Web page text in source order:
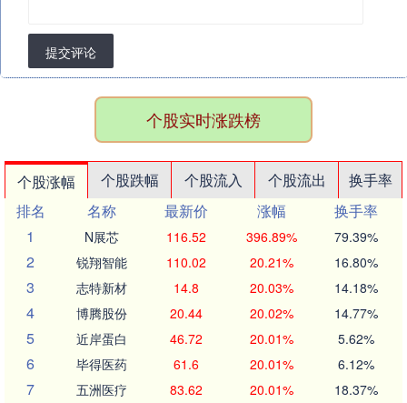
提交评论
个股实时涨跌榜
个股涨幅 个股跌幅 个股流入 个股流出
换手率
排名
名称 最新价 涨幅
换手率
1
N展芯 116.52 396.89% 79.39%
2 锐翔智能 110.02 20.21% 16.80%
3 志特新材 14.8 20.03% 14.18%
4 博腾股份 20.44 20.02% 14.77%
5 近岸蛋白 46.72 20.01% 5.62%
6 毕得医药 61.6 20.01% 6.12%
7 五洲医疗 83.62 20.01% 18.37%